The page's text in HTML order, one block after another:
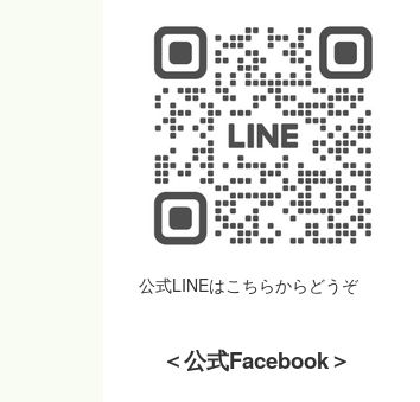
公式LINEはこちらからどうぞ
＜公式Facebook＞